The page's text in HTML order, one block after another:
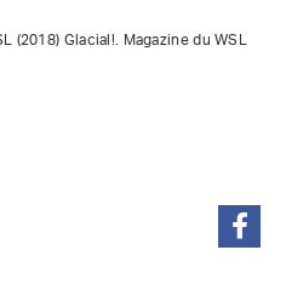
(2018) Glacial!. Magazine du WSL